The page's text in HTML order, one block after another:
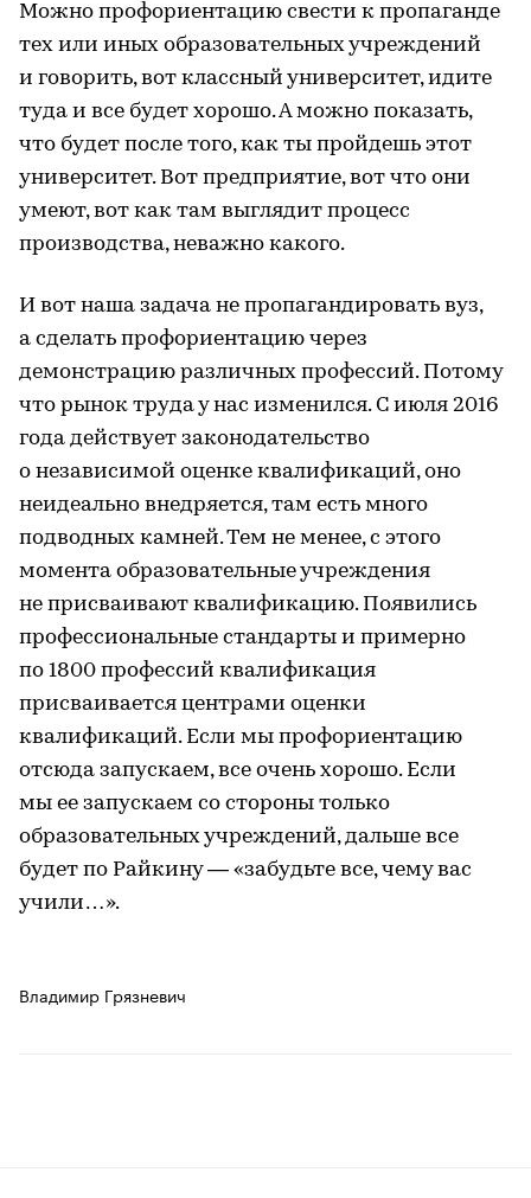
Можно профориентацию свести к пропаганде
тех или иных образовательных учреждений
и говорить, вот классный университет, идите
туда и все будет хорошо. А можно показать,
что будет после того, как ты пройдешь этот
университет. Вот предприятие, вот что они
умеют, вот как там выглядит процесс
производства, неважно какого.
И вот наша задача не пропагандировать вуз,
а сделать профориентацию через
демонстрацию различных профессий. Потому
что рынок труда у нас изменился. С июля 2016
года действует законодательство
о независимой оценке квалификаций, оно
неидеально внедряется, там есть много
подводных камней. Тем не менее, с этого
момента образовательные учреждения
не присваивают квалификацию. Появились
профессиональные стандарты и примерно
по 1800 профессий квалификация
присваивается центрами оценки
квалификаций. Если мы профориентацию
отсюда запускаем, все очень хорошо. Если
мы ее запускаем со стороны только
образовательных учреждений, дальше все
будет по Райкину — «забудьте все, чему вас
учили…».
Владимир Грязневич